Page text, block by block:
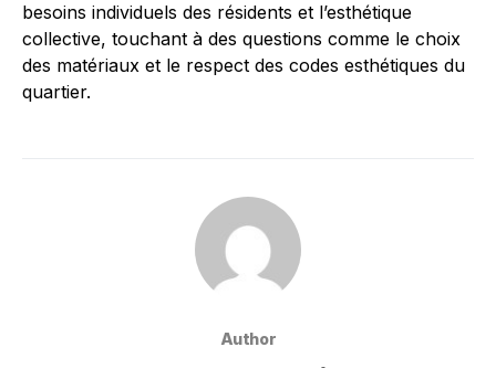
besoins individuels des résidents et l’esthétique
collective, touchant à des questions comme le choix
des matériaux et le respect des codes esthétiques du
quartier.
Author